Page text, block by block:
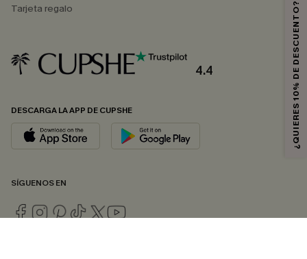
Tarjeta regalo
4.4
DESCARGA LA APP DE CUPSHE
SÍGUENOS EN
¿QUIERES 10% DE DESCUENTO?